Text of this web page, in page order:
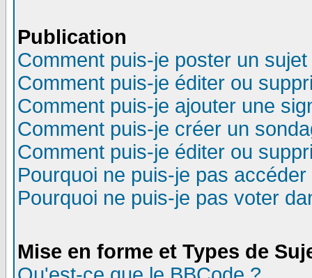
Publication
Comment puis-je poster un
Comment puis-je éditer ou
Comment puis-je ajouter une
Comment puis-je créer un
Comment puis-je éditer ou
Pourquoi ne puis-je pas
Pourquoi ne puis-je pas voter
Mise en forme et Types de